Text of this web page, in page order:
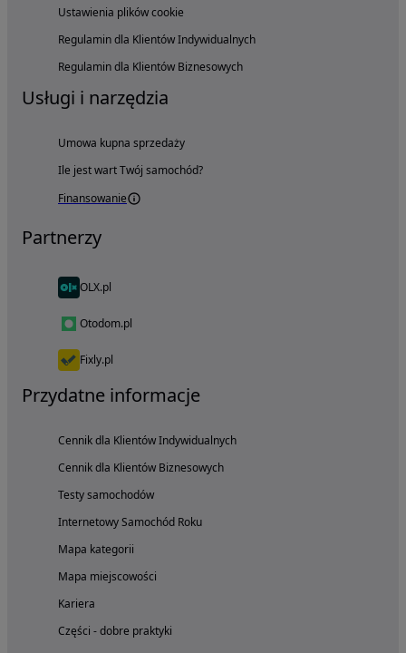
Ustawienia plików cookie
Regulamin dla Klientów Indywidualnych
Regulamin dla Klientów Biznesowych
Usługi i narzędzia
Umowa kupna sprzedaży
Ile jest wart Twój samochód?
Finansowanie
Partnerzy
OLX.pl
Otodom.pl
Fixly.pl
Przydatne informacje
Cennik dla Klientów Indywidualnych
Cennik dla Klientów Biznesowych
Testy samochodów
Internetowy Samochód Roku
Mapa kategorii
Mapa miejscowości
Kariera
Części - dobre praktyki